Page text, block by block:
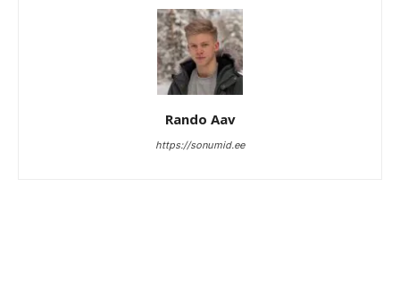
Rando Aav
https://sonumid.ee